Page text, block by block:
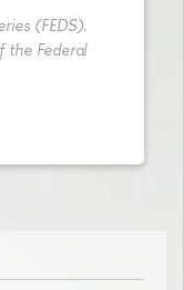
(FEDS).
the Federal